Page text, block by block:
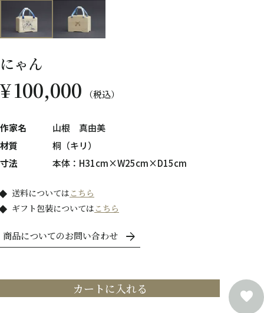
にゃん
¥100,000 税込
作家名
山根 真由美
材質
桐（キリ）
寸法
本体：H31cm×W25cm×D15cm
送料については こちら
ギフト包装については こちら
商品についてのお問い合わせ
カートに入れる